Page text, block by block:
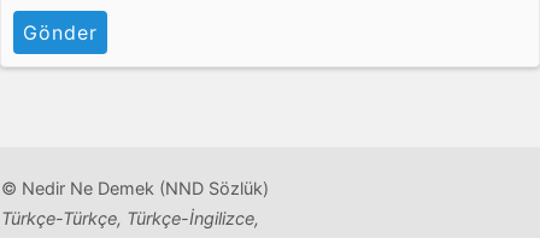
Gönder
© Nedir Ne Demek (NND Sözlük)
Türkçe-Türkçe, Türkçe-İngilizce,